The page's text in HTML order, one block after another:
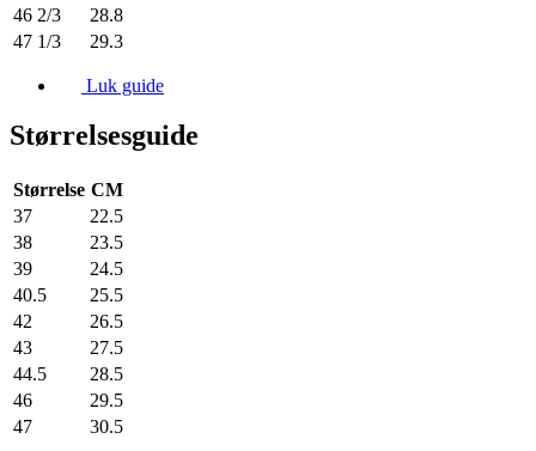
46 2/3
28.8
47 1/3
29.3
Luk guide
Størrelsesguide
Størrelse CM
37
22.5
38
23.5
39
24.5
40.5
25.5
42
26.5
43
27.5
44.5
28.5
46
29.5
47
30.5